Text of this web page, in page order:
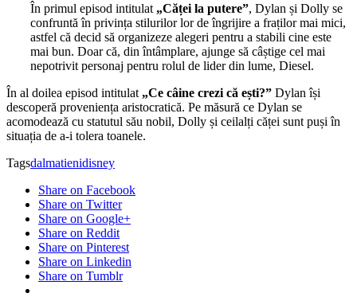
În primul episod intitulat „Căței la putere”, Dylan și Dolly se
confruntă în privința stilurilor lor de îngrijire a fraților mai mici,
astfel că decid să organizeze alegeri pentru a stabili cine este
mai bun. Doar că, din întâmplare, ajunge să câștige cel mai
nepotrivit personaj pentru rolul de lider din lume, Diesel.
În al doilea episod intitulat „Ce câine crezi că ești?” Dylan își
descoperă proveniența aristocratică. Pe măsură ce Dylan se
acomodează cu statutul său nobil, Dolly și ceilalți căței sunt puși în
situația de a-i tolera toanele.
Tagsdalmatienidisney
Share on Facebook
Share on Twitter
Share on Google+
Share on Reddit
Share on Pinterest
Share on Linkedin
Share on Tumblr